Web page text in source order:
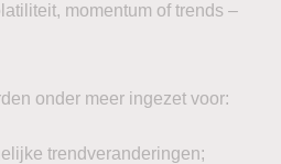
momentum of trends –
onder meer ingezet voor:
trendveranderingen;